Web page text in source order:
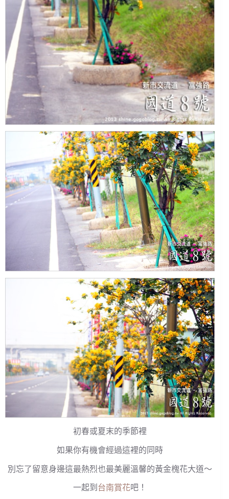
初春或夏末的季節裡
如果你有機會經過這裡的同時
別忘了留意身邊這最熱烈也最美麗溫馨的黃金槐花大道～
一起到 台南賞花吧！